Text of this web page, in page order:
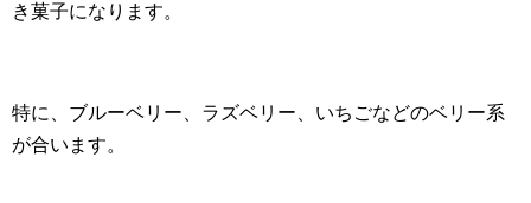
き菓子になります。
特に、ブルーベリー、ラズベリー、いちごなどのベリー系
が合います。